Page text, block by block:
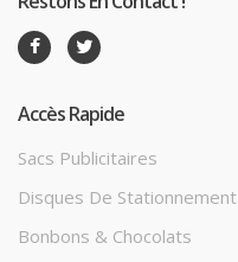
Accès Rapide
Sacs Publicitaires
Disques De Stationnement
Bonbons & Chocolats